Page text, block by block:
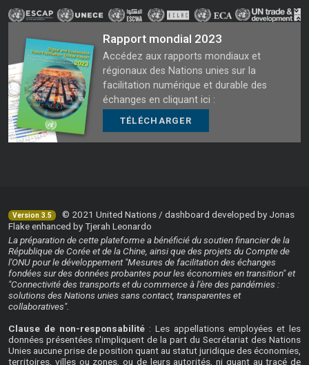
Rapport mondial 2023
Accédez aux rapports mondiaux et
régionaux des Nations unies sur la
facilitation numérique et durable des
échanges en cliquant ici :
TÉLÉCHARGER
Version 3.5
© 2021 United Nations / dashboard developed by Jonas
Flake enhanced by Tjerah Leonardo
La préparation de cette plateforme a bénéficié du soutien financier de la
République de Corée et de la Chine, ainsi que des projets du Compte de
l'ONU pour le développement "Mesures de facilitation des échanges
fondées sur des données probantes pour les économies en transition" et
"Connectivité des transports et du commerce à l'ère des pandémies :
solutions des Nations unies sans contact, transparentes et
collaboratives".
Clause de non-responsabilité : Les appellations employées et les
données présentées n'impliquent de la part du Secrétariat des Nations
Unies aucune prise de position quant au statut juridique des économies,
territoires, villes ou zones, ou de leurs autorités, ni quant au tracé de